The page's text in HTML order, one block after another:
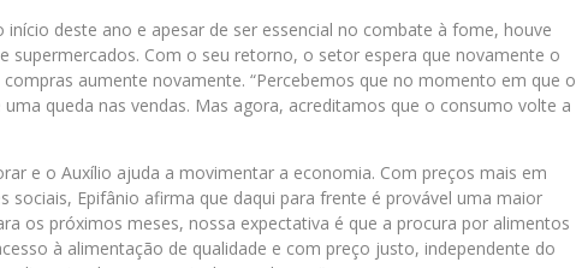
deste ano e apesar de ser essencial no combate à fome, houve
supermercados. Com o seu retorno, o setor espera que novamente o
aumente novamente. “Percebemos que no momento em que o
queda nas vendas. Mas agora, acreditamos que o consumo volte a
e o Auxílio ajuda a movimentar a economia. Com preços mais em
sociais, Epifânio afirma que daqui para frente é provável uma maior
os próximos meses, nossa expectativa é que a procura por alimentos
à alimentação de qualidade e com preço justo, independente do